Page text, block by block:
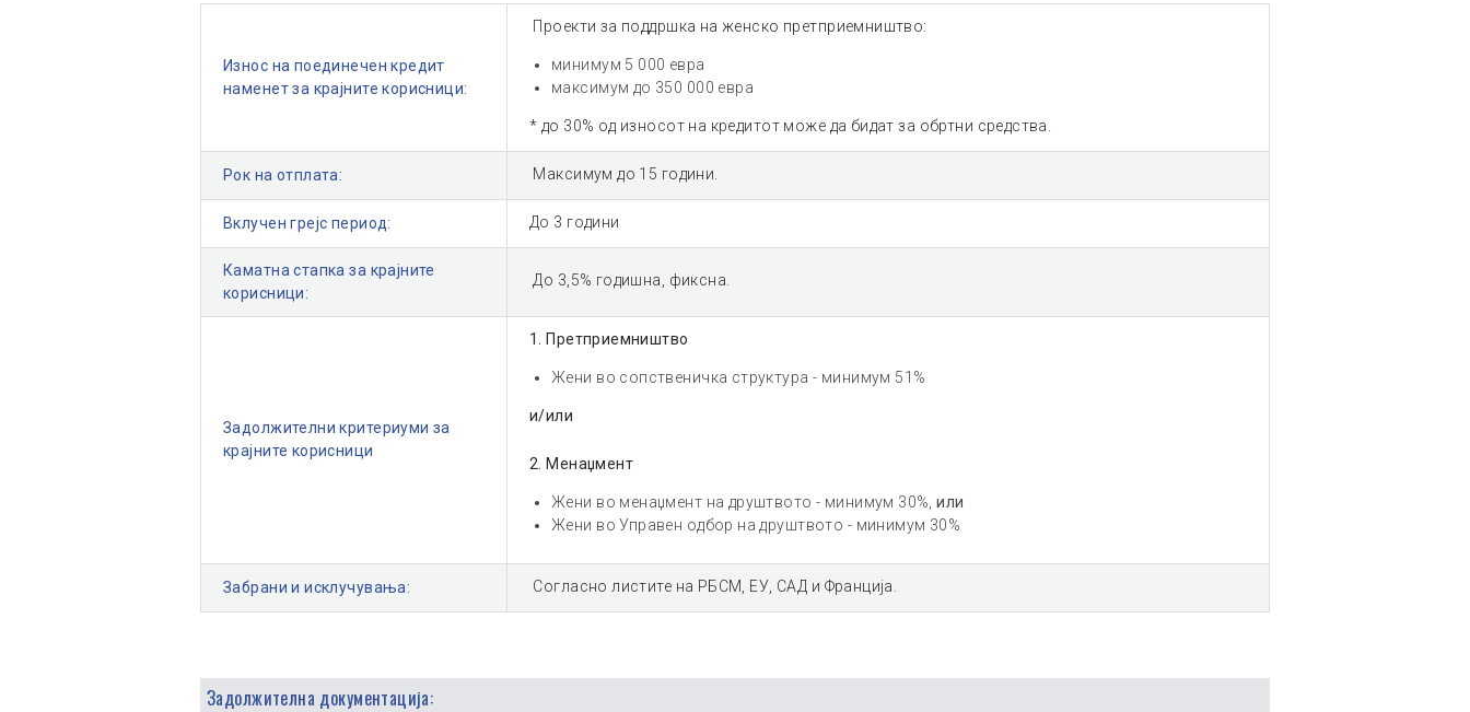
Износ на поединечен кредит
наменет за крајните корисници:
Проекти за поддршка на женско претприемништво:
минимум 5 000 евра
максимум до 350 000 евра
* до 30% од износот на кредитот може да бидат за обртни средства.
Рок на отплата: Максимум до 15 години.
Вклучен грејс период: До 3 години
Каматна стапка за крајните
корисници:
До 3,5% годишна, фиксна.
Задолжителни критериуми за
крајните корисници
1. Претприемништво
Жени во сопственичка структура - минимум 51%
и/или
2. Менаџмент
Жени во менаџмент на друштвото - минимум 30%,или
Жени во Управен одбор на друштвото - минимум 30%
Забрани и исклучувања: Согласно листите на РБСМ, ЕУ, САД и Франција.
Задолжителна документација: